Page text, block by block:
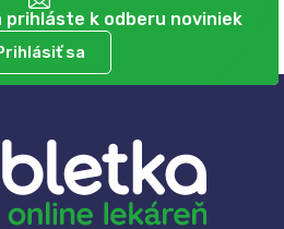
prihláste k odberu noviniek
sa